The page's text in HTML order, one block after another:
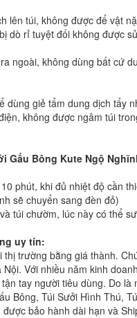
lên túi, không được để vật
dò rỉ tuyệt đối không được
ngoài, không dùng bất cứ
dùng giẻ tẩm dung dịch tẩy
không được ngâm túi
Gấu Bông Kute Ngộ
phút, khi đủ nhiệt độ cần
sẽ chuyển sang đèn đỏ)
túi chườm, lúc này có thể
uy tín:
trường bằng giá thành.
Với nhiều năm kinh
tay người tiêu dùng. Do
Bông, Túi Sưởi Hình Thú,
bảo hành dài hạn và